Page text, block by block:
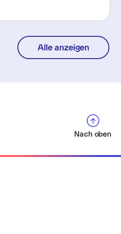
Alle anzeigen
Nach oben